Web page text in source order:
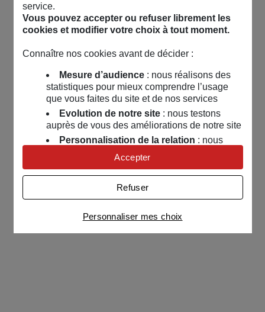
service.
Vous pouvez accepter ou refuser librement les
cookies et modifier votre choix à tout moment.
Connaître nos cookies avant de décider :
Mesure d’audience: nous réalisons des
statistiques pour mieux comprendre l’usage
que vous faites du site et de nos services
Evolution de notre site: nous testons
auprès de vous des améliorations de notre site
Personnalisation de la relation : nous
nous servons de cookies pour adapter nos
contenus et personnaliser nos offres
Univers publicitaire: nous utilisons avec
nos partenaires des cookies pour afficher des
publicités personnalisées
Connaître notre politique cookies et la liste de nos
partenaires
Personnaliser mes choix
Refuser
Accepter